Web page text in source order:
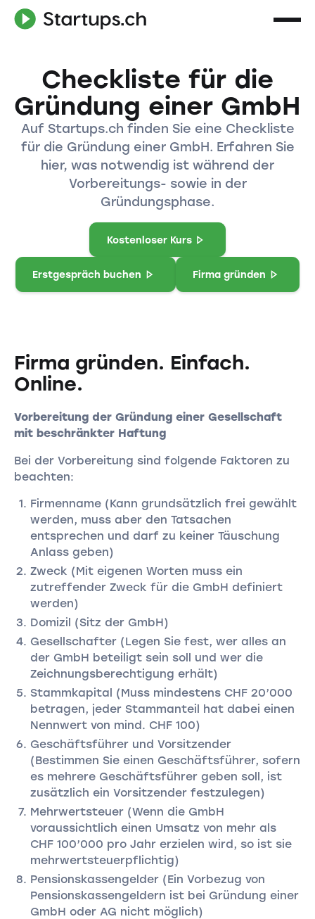
Checkliste für die
Gründung einer GmbH
Auf Startups.ch finden Sie eine Checkliste
für die Gründung einer GmbH. Erfahren Sie
hier, was notwendig ist während der
Vorbereitungs- sowie in der
Gründungsphase.
Kostenloser Kurs
Erstgespräch buchen Firma gründen
Firma gründen. Einfach.
Online.
Vorbereitung der Gründung einer Gesellschaft
mit beschränkter Haftung
Bei der Vorbereitung sind folgende Faktoren zu
beachten:
Firmenname (Kann grundsätzlich frei gewählt
werden, muss aber den Tatsachen
entsprechen und darf zu keiner Täuschung
Anlass geben)
Zweck (Mit eigenen Worten muss ein
zutreffender Zweck für die GmbH definiert
werden)
Domizil (Sitz der GmbH)
Gesellschafter (Legen Sie fest, wer alles an
der GmbH beteiligt sein soll und wer die
Zeichnungsberechtigung erhält)
Stammkapital (Muss mindestens CHF 20’000
betragen, jeder Stammanteil hat dabei einen
Nennwert von mind. CHF 100)
Geschäftsführer und Vorsitzender
(Bestimmen Sie einen Geschäftsführer, sofern
es mehrere Geschäftsführer geben soll, ist
zusätzlich ein Vorsitzender festzulegen)
Mehrwertsteuer (Wenn die GmbH
voraussichtlich einen Umsatz von mehr als
CHF 100’000 pro Jahr erzielen wird, so ist sie
mehrwertsteuerpflichtig)
Pensionskassengelder (Ein Vorbezug von
Pensionskassengeldern ist bei Gründung einer
GmbH oder AG nicht möglich)